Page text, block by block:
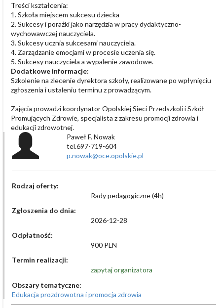
Treści kształcenia:
1. Szkoła miejscem sukcesu dziecka
2. Sukcesy i porażki jako narzędzia w pracy dydaktyczno-
wychowawczej nauczyciela.
3. Sukcesy ucznia sukcesami nauczyciela.
4. Zarządzanie emocjami w procesie uczenia się.
5. Sukcesy nauczyciela a wypalenie zawodowe.
Dodatkowe informacje:
Szkolenie na zlecenie dyrektora szkoły, realizowane po wpłynięciu
zgłoszenia i ustaleniu terminu z prowadzącym.
Zajęcia prowadzi koordynator Opolskiej Sieci Przedszkoli i Szkół
Promujących Zdrowie, specjalista z zakresu promocji zdrowia i
edukacji zdrowotnej.
Paweł F. Nowak
tel.697-719-604
p.nowak@oce.opolskie.pl
Rodzaj oferty:
Rady pedagogiczne (4h)
Zgłoszenia do dnia:
2026-12-28
Odpłatność:
900 PLN
Termin realizacji:
zapytaj organizatora
Obszary tematyczne:
Edukacja prozdrowotna i promocja zdrowia